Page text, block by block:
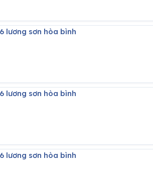
lương sơn hòa bình
lương sơn hòa bình
lương sơn hòa bình